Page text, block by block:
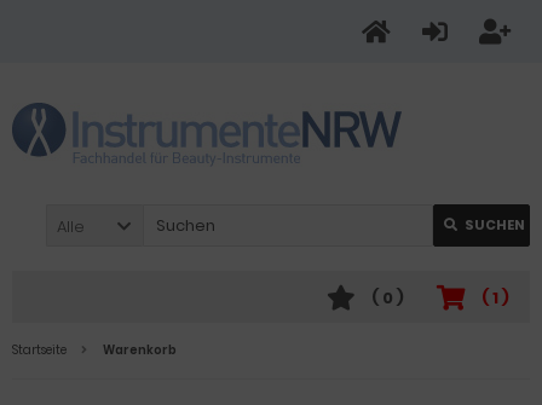
Alle SUCHEN
( 1 )
( 0 )
Startseite Warenkorb